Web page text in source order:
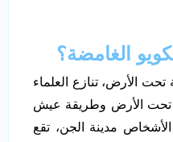
تحت الأرض، تنازع العلماء
تحت الأرض وطريقة عيش
مدينة الجن، تقع